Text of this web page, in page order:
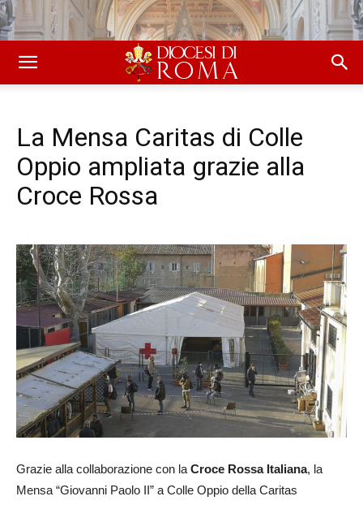
La Mensa Caritas di Colle
Oppio ampliata grazie alla
Croce Rossa
Grazie alla collaborazione con la Croce Rossa Italiana, la
Mensa “Giovanni Paolo II” a Colle Oppio della Caritas